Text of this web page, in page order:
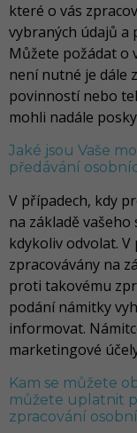
které o vás
vybraných údajů a
Můžete požádat o
není nutné je dále
povinností nebo
mohli nadále
Jaké jsou Vaše
předávání
V případech, kdy
na základě
kdykoliv odvolat. V
zpracovávány na
proti takovému
podání námitky
informovat.
marketingové
Kam se můžete
můžete uplatnit
zpracování